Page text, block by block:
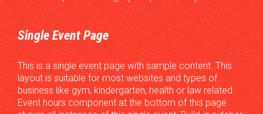
Single Event Page
This is a single event page with sample content. This
layout is suitable for most websites and types of
business like gym, kindergarten, health or law related.
Event hours component at the bottom of this page